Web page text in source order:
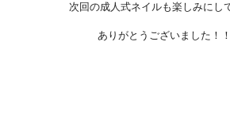
次回の成人式ネイルも楽しみにし
ありがとうございました！！